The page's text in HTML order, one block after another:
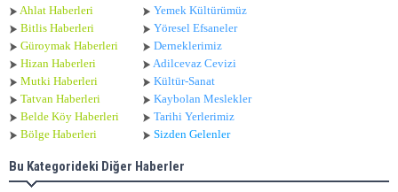
Ahlat Haberleri
Bitlis Haberleri
Güroymak Haberleri
Hizan Haberleri
Mutki Haberleri
Tatvan Haberleri
Belde Köy Haberleri
Bölge Haberleri
Yemek Kültürümüz
Yöresel Efsaneler
Derneklerimiz
Adilcevaz Cevizi
Kültür-Sanat
Kaybolan Meslekler
Tarihi Yerlerimiz
Sizden Gelenler
Bu Kategorideki Diğer Haberler